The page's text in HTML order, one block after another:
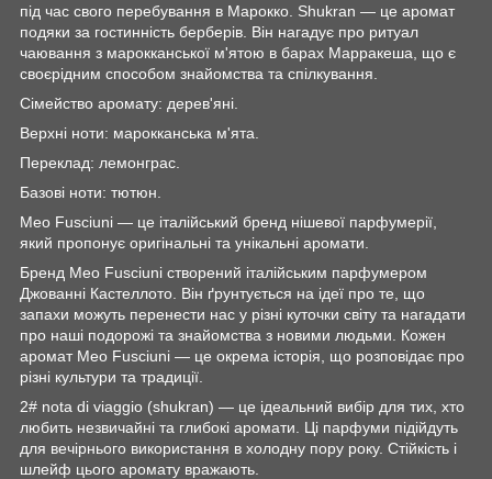
під час свого перебування в Марокко. Shukran — це аромат
подяки за гостинність берберів. Він нагадує про ритуал
чаювання з марокканської м'ятою в барах Марракеша, що є
своєрідним способом знайомства та спілкування.
Сімейство аромату: дерев'яні.
Верхні ноти: марокканська м'ята.
Переклад: лемонграс.
Базові ноти: тютюн.
Meo Fusciuni — це італійський бренд нішевої парфумерії,
який пропонує оригінальні та унікальні аромати.
Бренд Meo Fusciuni створений італійським парфумером
Джованні Кастеллото. Він ґрунтується на ідеї про те, що
запахи можуть перенести нас у різні куточки світу та нагадати
про наші подорожі та знайомства з новими людьми. Кожен
аромат Meo Fusciuni — це окрема історія, що розповідає про
різні культури та традиції.
2# nota di viaggio (shukran) — це ідеальний вибір для тих, хто
любить незвичайні та глибокі аромати. Ці парфуми підійдуть
для вечірнього використання в холодну пору року. Стійкість і
шлейф цього аромату вражають.